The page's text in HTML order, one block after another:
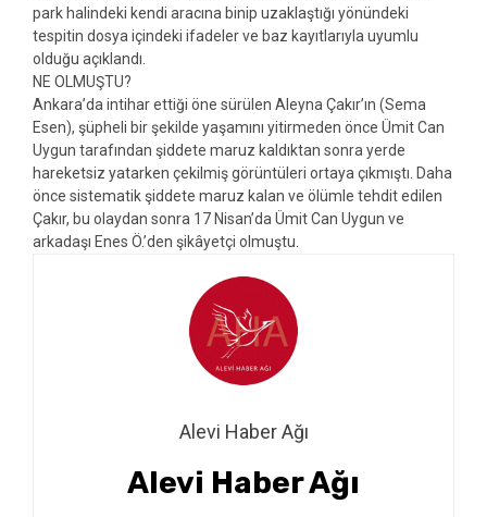
park halindeki kendi aracına binip uzaklaştığı yönündeki
tespitin dosya içindeki ifadeler ve baz kayıtlarıyla uyumlu
olduğu açıklandı.
NE OLMUŞTU?
Ankara’da intihar ettiği öne sürülen Aleyna Çakır’ın (Sema
Esen), şüpheli bir şekilde yaşamını yitirmeden önce Ümit Can
Uygun tarafından şiddete maruz kaldıktan sonra yerde
hareketsiz yatarken çekilmiş görüntüleri ortaya çıkmıştı. Daha
önce sistematik şiddete maruz kalan ve ölümle tehdit edilen
Çakır, bu olaydan sonra 17 Nisan’da Ümit Can Uygun ve
arkadaşı Enes Ö.’den şikâyetçi olmuştu.
Alevi Haber Ağı
Alevi Haber Ağı